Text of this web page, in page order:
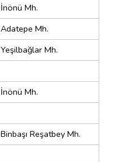
İnönü Mh.
Adatepe Mh.
Yeşilbağlar Mh.
İnönü Mh.
Binbaşı Reşatbey Mh.